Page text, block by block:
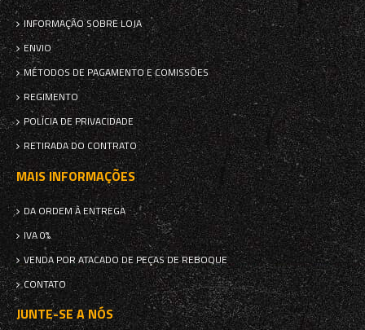
INFORMAÇÃO SOBRE LOJA
ENVIO
MÉTODOS DE PAGAMENTO E COMISSÕES
REGIMENTO
POLÍCIA DE PRIVACIDADE
RETIRADA DO CONTRATO
MAIS INFORMAÇÕES
DA ORDEM À ENTREGA
IVA 0%
VENDA POR ATACADO DE PEÇAS DE REBOQUE
CONTATO
JUNTE-SE A NÓS